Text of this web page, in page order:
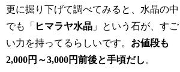
更に掘り下げて調べてみると、水晶の中
でも「 ヒマラヤ水晶 」という石が、すご
い力を持ってるらしいです。 お値段も
2,000円～3,000円前後と手頃だし 。